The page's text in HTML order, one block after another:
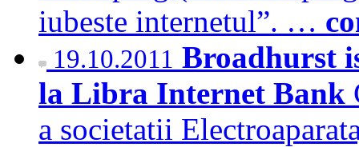
iubeste internetul”. …
19.10.2011 Broadhurst
la Libra Internet Bank
a societatii